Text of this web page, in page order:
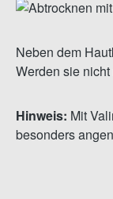
Neben dem
Werden sie
Hinweis: Mit
besonders